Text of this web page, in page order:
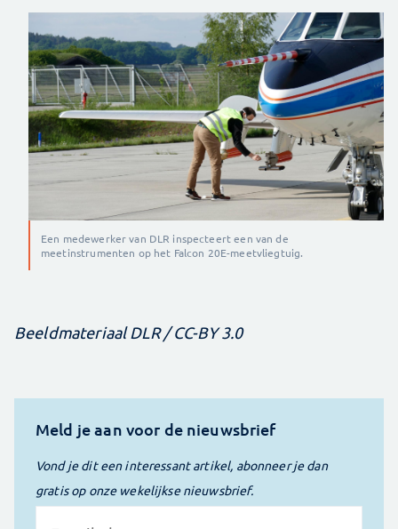
Een medewerker van DLR inspecteert een van de
meetinstrumenten op het Falcon 20E-meetvliegtuig.
Beeldmateriaal DLR / CC-BY 3.0
Meld je aan voor de nieuwsbrief
Vond je dit een interessant artikel, abonneer je dan
gratis op onze wekelijkse nieuwsbrief.